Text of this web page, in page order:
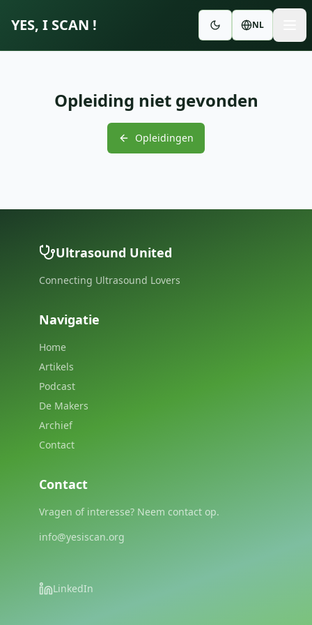
YES, I SCAN ! NL
Opleiding niet gevonden
Opleidingen
Ultrasound United
Connecting Ultrasound Lovers
Navigatie
Home
Artikels
Podcast
De Makers
Archief
Contact
Contact
Vragen of interesse? Neem contact op.
info@yesiscan.org
LinkedIn